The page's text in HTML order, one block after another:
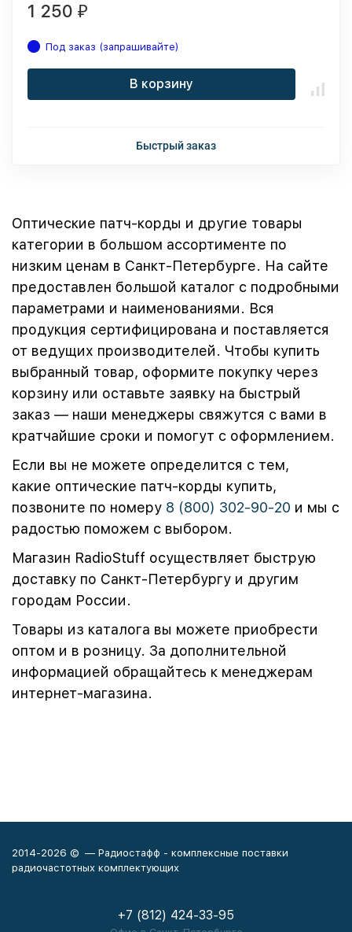
1 250 ₽
Под заказ (запрашивайте)
В корзину
Быстрый заказ
Оптические патч-корды и другие товары
категории в большом ассортименте по
низким ценам в Санкт-Петербурге. На сайте
предоставлен большой каталог с подробными
параметрами и наименованиями. Вся
продукция сертифицирована и поставляется
от ведущих производителей. Чтобы купить
выбранный товар, оформите покупку через
корзину или оставьте заявку на быстрый
заказ — наши менеджеры свяжутся с вами в
кратчайшие сроки и помогут с оформлением.
Если вы не можете определится с тем,
какие оптические патч-корды купить,
позвоните по номеру 8 (800) 302-90-20 и мы с
радостью поможем с выбором.
Магазин RadioStuff осуществляет быструю
доставку по Санкт-Петербургу и другим
городам России.
Товары из каталога вы можете приобрести
оптом и в розницу. За дополнительной
информацией обращайтесь к менеджерам
интернет-магазина.
2014-2026 © — Радиостафф - комплексные поставки
радиочастотных комплектующих
+7 (812) 424-33-95